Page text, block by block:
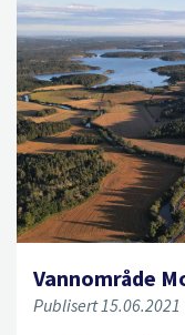
Vannområde
Publisert 15.06.2021